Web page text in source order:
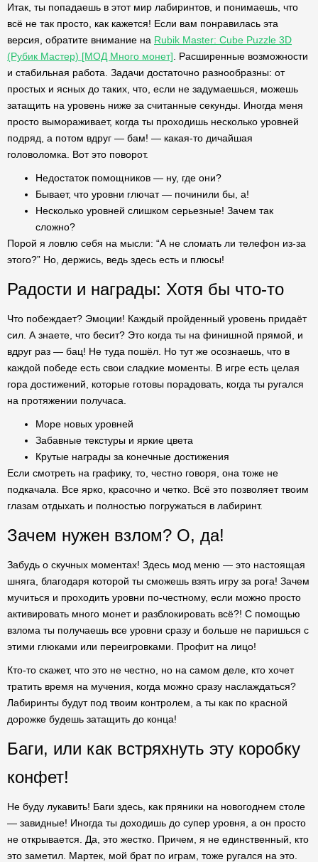
Итак, ты попадаешь в этот мир лабиринтов, и понимаешь, что
всё не так просто, как кажется! Если вам понравилась эта
версия, обратите внимание на Rubik Master: Cube Puzzle 3D
(Рубик Мастер) [МОД Много монет] . Расширенные возможности
и стабильная работа. Задачи достаточно разнообразны: от
простых и ясных до таких, что, если не задумаешься, можешь
затащить на уровень ниже за считанные секунды. Иногда меня
просто вымораживает, когда ты проходишь несколько уровней
подряд, а потом вдруг — бам! — какая-то дичайшая
головоломка. Вот это поворот.
Недостаток помощников — ну, где они?
Бывает, что уровни глючат — починили бы, а!
Несколько уровней слишком серьезные! Зачем так
сложно?
Порой я ловлю себя на мысли: “А не сломать ли телефон из-за
этого?” Но, держись, ведь здесь есть и плюсы!
Радости и награды: Хотя бы что-то
Что побеждает? Эмоции! Каждый пройденный уровень придаёт
сил. А знаете, что бесит? Это когда ты на финишной прямой, и
вдруг раз — бац! Не туда пошёл. Но тут же осознаешь, что в
каждой победе есть свои сладкие моменты. В игре есть целая
гора достижений, которые готовы порадовать, когда ты ругался
на протяжении получаса.
Море новых уровней
Забавные текстуры и яркие цвета
Крутые награды за конечные достижения
Если смотреть на графику, то, честно говоря, она тоже не
подкачала. Все ярко, красочно и четко. Всё это позволяет твоим
глазам отдыхать и полностью погружаться в лабиринт.
Зачем нужен взлом? О, да!
Забудь о скучных моментах! Здесь мод меню — это настоящая
шняга, благодаря которой ты сможешь взять игру за рога! Зачем
мучиться и проходить уровни по-честному, если можно просто
активировать много монет и разблокировать всё?! С помощью
взлома ты получаешь все уровни сразу и больше не паришься с
этими глюками или переигровками. Профит на лицо!
Кто-то скажет, что это не честно, но на самом деле, кто хочет
тратить время на мучения, когда можно сразу наслаждаться?
Лабиринты будут под твоим контролем, а ты как по красной
дорожке будешь затащить до конца!
Баги, или как встряхнуть эту коробку
конфет!
Не буду лукавить! Баги здесь, как пряники на новогоднем столе
— завидные! Иногда ты доходишь до супер уровня, а он просто
не открывается. Да, это жестко. Причем, я не единственный, кто
это заметил. Мартек, мой брат по играм, тоже ругался на это.